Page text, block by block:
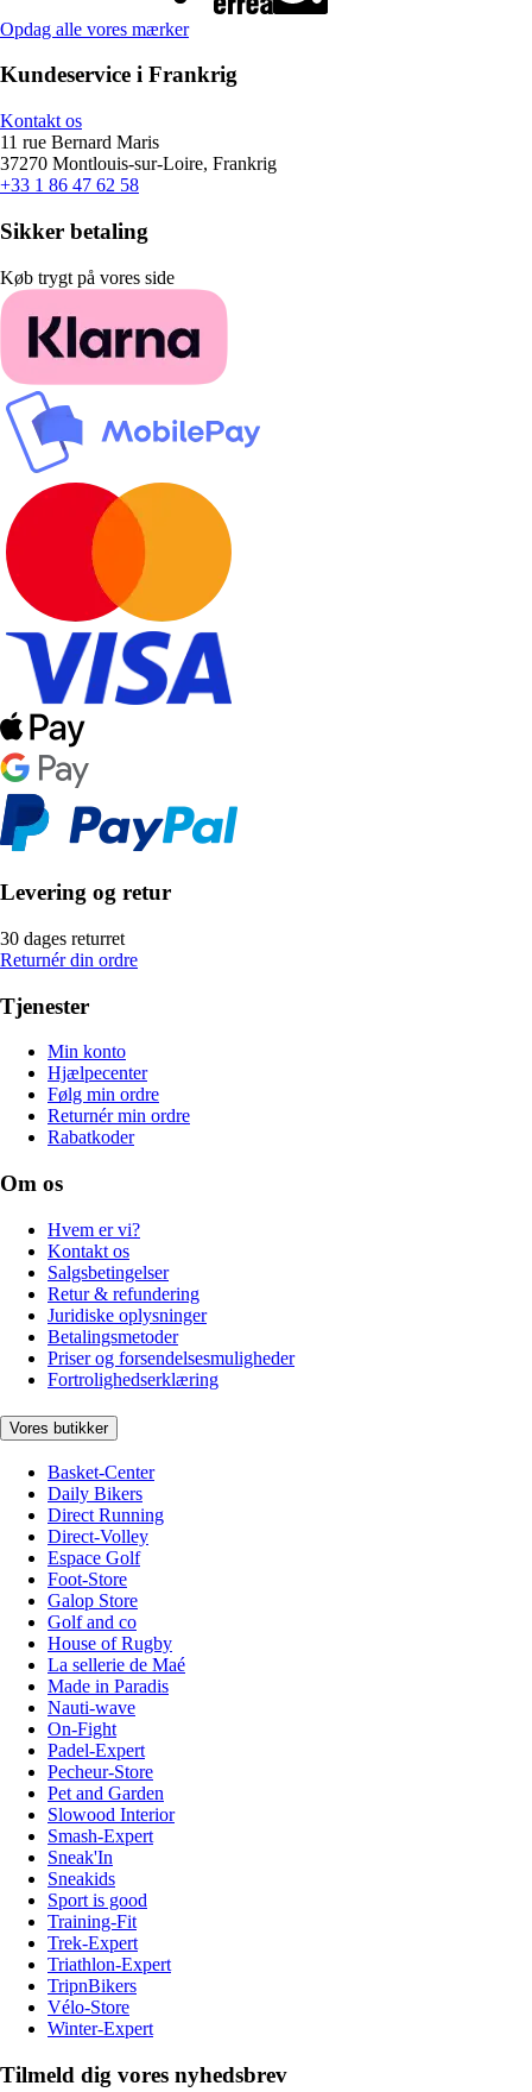
Opdag alle vores mærker
Kundeservice i Frankrig
Kontakt os
11 rue Bernard Maris
37270 Montlouis-sur-Loire, Frankrig
+33 1 86 47 62 58
Sikker betaling
Køb trygt på vores side
Levering og retur
30 dages returret
Returnér din ordre
Tjenester
Min konto
Hjælpecenter
Følg min ordre
Returnér min ordre
Rabatkoder
Om os
Hvem er vi?
Kontakt os
Salgsbetingelser
Retur & refundering
Juridiske oplysninger
Betalingsmetoder
Priser og forsendelsesmuligheder
Fortrolighedserklæring
Vores butikker
Basket-Center
Daily Bikers
Direct Running
Direct-Volley
Espace Golf
Foot-Store
Galop Store
Golf and co
House of Rugby
La sellerie de Maé
Made in Paradis
Nauti-wave
On-Fight
Padel-Expert
Pecheur-Store
Pet and Garden
Slowood Interior
Smash-Expert
Sneak'In
Sneakids
Sport is good
Training-Fit
Trek-Expert
Triathlon-Expert
TripnBikers
Vélo-Store
Winter-Expert
Tilmeld dig vores nyhedsbrev